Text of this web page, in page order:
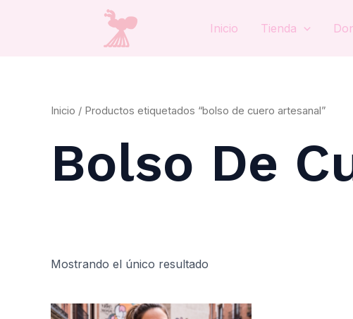
Inicio Tienda
Inicio / Productos etiquetados “bolso de cuero artesanal”
Bolso De
Mostrando el único resultado